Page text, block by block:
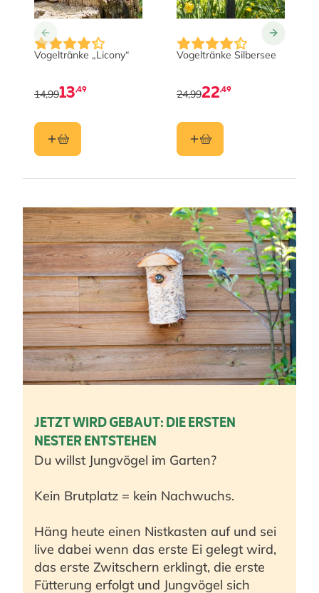
Vogeltränke „Licony“
13,49
14,99
Vogeltränke Silbersee
22,49
24,99
JETZT WIRD GEBAUT: DIE ERSTEN
NESTER ENTSTEHEN
Du willst Jungvögel im Garten?
Kein Brutplatz = kein Nachwuchs.
Häng heute einen Nistkasten auf und sei
live dabei wenn das erste Ei gelegt wird,
das erste Zwitschern erklingt, die erste
Fütterung erfolgt und Jungvögel sich